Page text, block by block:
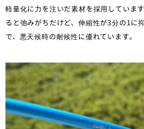
軽量化に力を注いだ素材を採用していま
ると弛みがちだけど、伸縮性が3分の1に
で、悪天候時の耐候性に優れています。